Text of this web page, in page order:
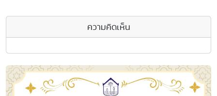
ความคิดเห็น